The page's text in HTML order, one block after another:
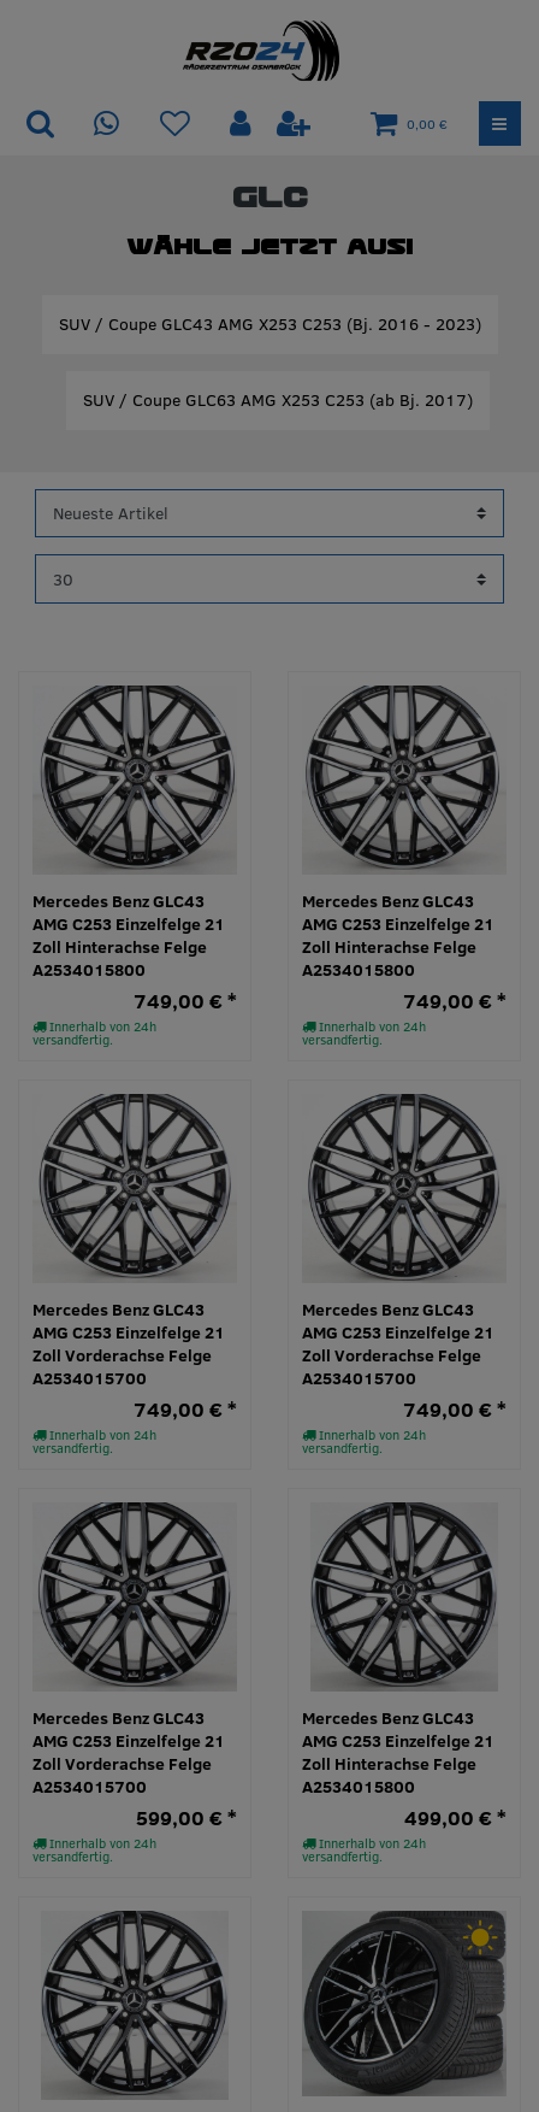
0,00 €
GLC
Wähle jetzt aus!
SUV / Coupe GLC43 AMG X253 C253 (Bj. 2016 - 2023)
SUV / Coupe GLC63 AMG X253 C253 (ab Bj. 2017)
Mercedes Benz GLC43
AMG C253 Einzelfelge 21
Zoll Hinterachse Felge
A2534015800
Innerhalb von 24h
versandfertig.
749,00 € *
Mercedes Benz GLC43
AMG C253 Einzelfelge 21
Zoll Hinterachse Felge
A2534015800
Innerhalb von 24h
versandfertig.
749,00 € *
Mercedes Benz GLC43
AMG C253 Einzelfelge 21
Zoll Vorderachse Felge
A2534015700
Innerhalb von 24h
versandfertig.
749,00 € *
Mercedes Benz GLC43
AMG C253 Einzelfelge 21
Zoll Vorderachse Felge
A2534015700
Innerhalb von 24h
versandfertig.
749,00 € *
Mercedes Benz GLC43
AMG C253 Einzelfelge 21
Zoll Vorderachse Felge
A2534015700
Innerhalb von 24h
versandfertig.
599,00 € *
Mercedes Benz GLC43
AMG C253 Einzelfelge 21
Zoll Hinterachse Felge
A2534015800
Innerhalb von 24h
versandfertig.
499,00 € *